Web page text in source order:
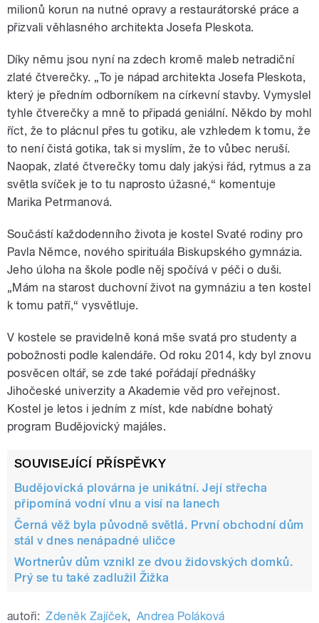
milionů korun na nutné opravy a restaurátorské práce a
přizvali věhlasného architekta Josefa Pleskota.
Díky němu jsou nyní na zdech kromě maleb netradiční
zlaté čtverečky. „To je nápad architekta Josefa Pleskota,
který je předním odborníkem na církevní stavby. Vymyslel
tyhle čtverečky a mně to připadá geniální. Někdo by mohl
říct, že to plácnul přes tu gotiku, ale vzhledem k tomu, že
to není čistá gotika, tak si myslím, že to vůbec neruší.
Naopak, zlaté čtverečky tomu daly jakýsi řád, rytmus a za
světla svíček je to tu naprosto úžasné,“ komentuje
Marika Petrmanová.
Součástí každodenního života je kostel Svaté rodiny pro
Pavla Němce, nového spirituála Biskupského gymnázia.
Jeho úloha na škole podle něj spočívá v péči o duši.
„Mám na starost duchovní život na gymnáziu a ten kostel
k tomu patří,“ vysvětluje.
V kostele se pravidelně koná mše svatá pro studenty a
pobožnosti podle kalendáře. Od roku 2014, kdy byl znovu
posvěcen oltář, se zde také pořádají přednášky
Jihočeské univerzity a Akademie věd pro veřejnost.
Kostel je letos i jedním z míst, kde nabídne bohatý
program Budějovický majáles.
SOUVISEJÍCÍ PŘÍSPĚVKY
Budějovická plovárna je unikátní. Její střecha
připomíná vodní vlnu a visí na lanech
Černá věž byla původně světlá. První obchodní dům
stál v dnes nenápadné uličce
Wortnerův dům vznikl ze dvou židovských domků.
Prý se tu také zadlužil Žižka
autoři: Zdeněk Zajíček, Andrea Poláková